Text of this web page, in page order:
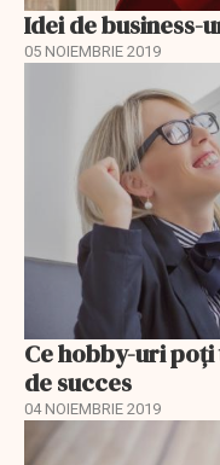
Idei de business-
05 NOIEMBRIE 2019
Ce hobby-uri
de succes
04 NOIEMBRIE 2019